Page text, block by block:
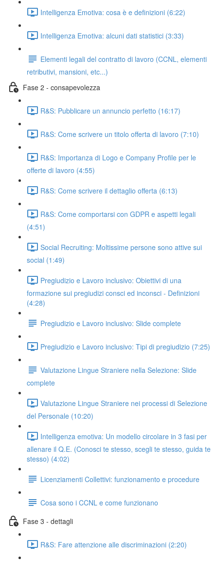
Intelligenza Emotiva: cosa è e definizioni (6:22)
Intelligenza Emotiva: alcuni dati statistici (3:33)
Elementi legali del contratto di lavoro (CCNL, elementi
retributivi, mansioni, etc...)
Fase 2 - consapevolezza
R&S: Pubblicare un annuncio perfetto (16:17)
R&S: Come scrivere un titolo offerta di lavoro (7:10)
R&S: Importanza di Logo e Company Profile per le
offerte di lavoro (4:55)
R&S: Come scrivere il dettaglio offerta (6:13)
R&S: Come comportarsi con GDPR e aspetti legali
(4:51)
Social Recruiting: Moltissime persone sono attive sui
social (1:49)
Pregiudizio e Lavoro inclusivo: Obiettivi di una
formazione sui pregiudizi consci ed inconsci - Definizioni
(4:28)
Pregiudizio e Lavoro inclusivo: Slide complete
Pregiudizio e Lavoro inclusivo: Tipi di pregiudizio (7:25)
Valutazione Lingue Straniere nella Selezione: Slide
complete
Valutazione Lingue Straniere nei processi di Selezione
del Personale (10:20)
Intelligenza emotiva: Un modello circolare in 3 fasi per
allenare il Q.E. (Conosci te stesso, scegli te stesso, guida te
stesso) (4:02)
Licenziamenti Collettivi: funzionamento e procedure
Cosa sono i CCNL e come funzionano
Fase 3 - dettagli
R&S: Fare attenzione alle discriminazioni (2:20)